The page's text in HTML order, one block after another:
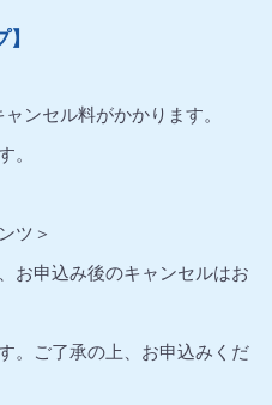
ンセル料がかかります。
。
ツ＞
お申込み後のキャンセルはお
。ご了承の上、お申込みくだ